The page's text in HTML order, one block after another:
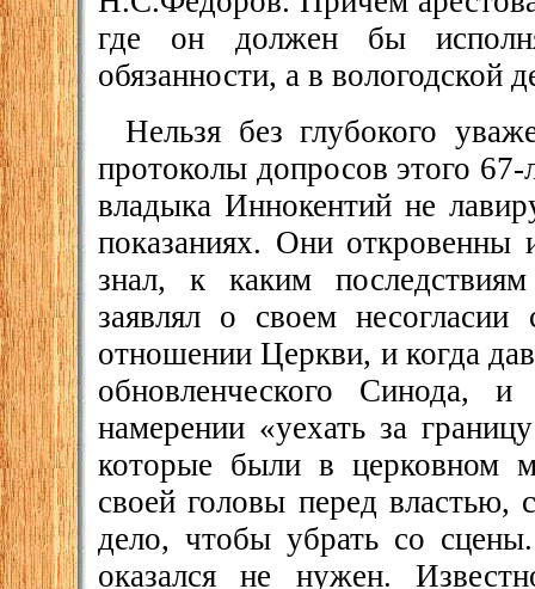
где он должен бы
обязанности, а в вологодской
Нельзя без глубокого
протоколы допросов этого 67-
владыка Иннокентий не
показаниях. Они откровенны
знал, к каким
заявлял о своем несогласии
отношении Церкви, и когда
обновленческого Синода,
намерении «уехать за
которые были в церковном
своей головы перед властью,
дело, чтобы убрать со
оказался не нужен.